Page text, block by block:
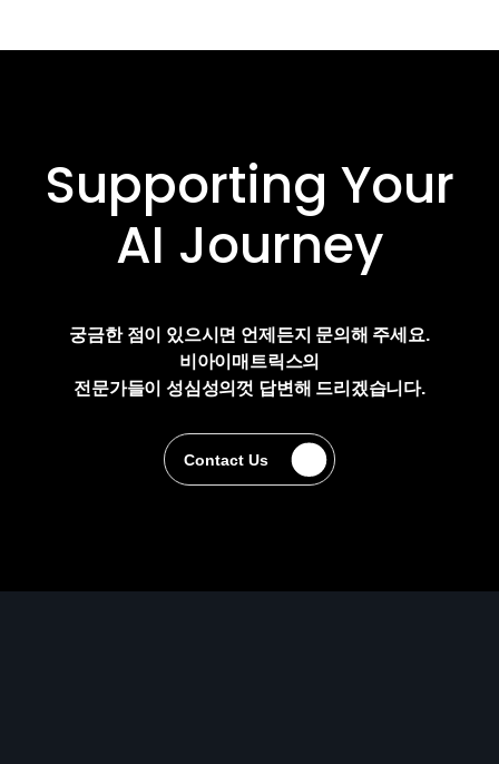
Supporting Your
AI Journey
궁금한 점이 있으시면 언제든지 문의해 주세요.
비아이매트릭스의
전문가들이 성심성의껏 답변해 드리겠습니다.
Contact Us
Contact Us